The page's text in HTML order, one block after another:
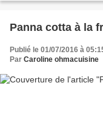
Panna cotta à la
Publié le 01/07/2016 à
Par Caroline ohmacuisine